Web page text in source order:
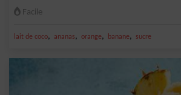
Facile
lait de coco, ananas, orange, banane, sucre